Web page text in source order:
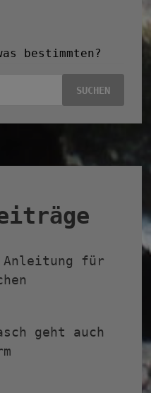
bestimmten?
Anleitung für
geht auch